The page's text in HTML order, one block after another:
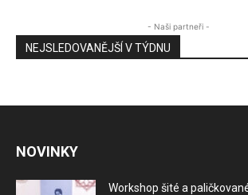
- Naši partneři -
NEJSLEDOVANĚJŠÍ V TÝDNU
NOVINKY
Workshop šité a